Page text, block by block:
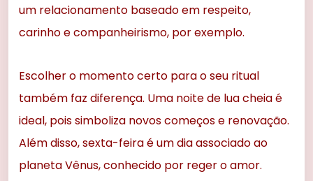
um relacionamento baseado em respeito,
carinho e companheirismo, por exemplo.
Escolher o momento certo para o seu ritual
também faz diferença. Uma noite de lua cheia é
ideal, pois simboliza novos começos e renovação.
Além disso, sexta-feira é um dia associado ao
planeta Vênus, conhecido por reger o amor.